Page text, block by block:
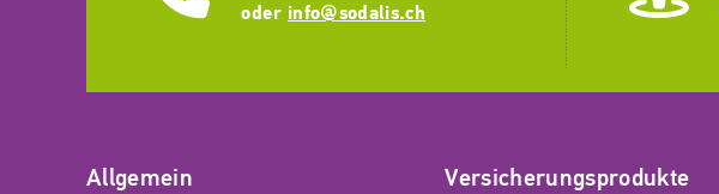
oder info@sodalis.ch
Allgemein Versicherungsprodukte